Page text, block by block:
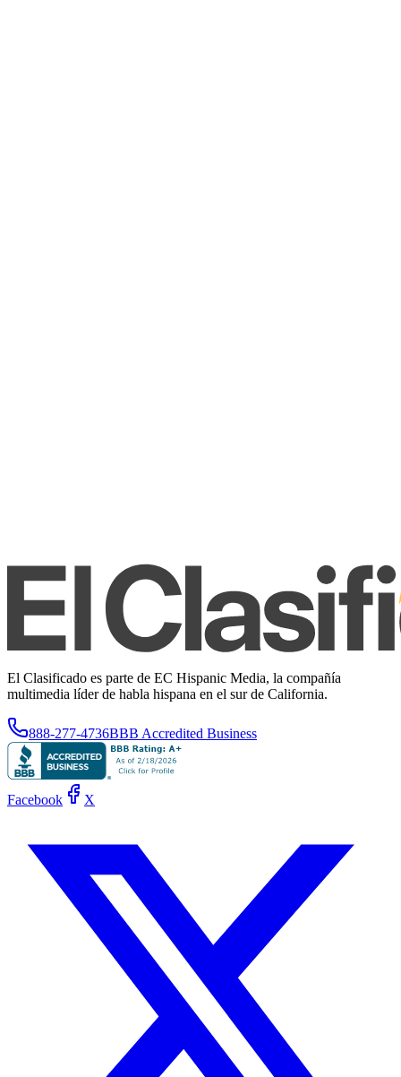
El Clasificado es parte de EC Hispanic Media, la compañía
multimedia líder de habla hispana en el sur de California.
888-277-4736BBB Accredited Business
Facebook X